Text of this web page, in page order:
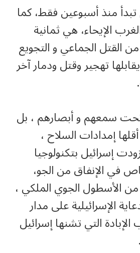
منذ أسبوعين فقط، كما
الإيحاء، هي ثمانية
القتل الجماعي و التجويع
تهجير وقتل ودمار آخر
سمعهم و أبصارهم ، بل
إمدادات السلاح ،
إسرائيل بتكنولوجيا
الإنفاق من الجو،
الأسطول الجوي الملكي ،
الإسرائيلية على مدار
التي تشنها إسرائيل